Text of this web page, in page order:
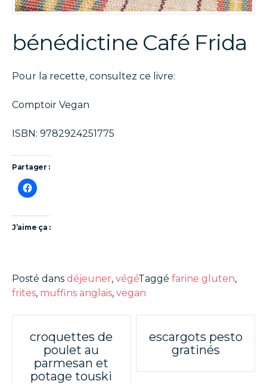
bénédictine Café Frida
Pour la recette, consultez ce livre:
Comptoir Vegan
ISBN: 9782924251775
Partager :
J’aime ça :
Posté dans déjeuner, végéTaggé farine gluten,
frites, muffins anglais, vegan
navigation
croquettes de
poulet au
parmesan et
potage touski
escargots pesto
gratinés